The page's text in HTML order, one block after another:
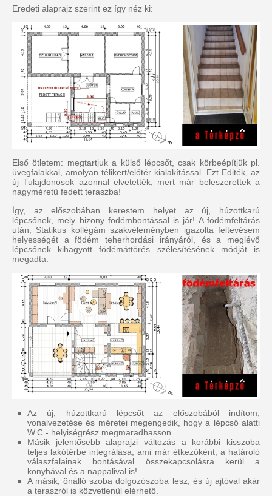
Eredeti alaprajz szerint ez így néz ki:
Első ötletem: megtartjuk a külső lépcsőt, csak körbeépítjük pl.
üvegfalakkal, amolyan télikert/előtér kialakítással. Ezt Editék, az
új Tulajdonosok azonnal elvetették, mert már beleszerettek a
nagyméretű fedett teraszba!
Így, az előszobában kerestem helyet az új, húzottkarú
lépcsőnek, mely bizony födémbontással is jár! A födémfeltárás
után, Statikus kollégám szakvéleményben igazolta feltevésem
helyességét a födém teherhordási irányáról, és a meglévő
lépcsőnek kihagyott födémáttörés szélesítésének módját is
megadta.
Az új, húzottkarú lépcsőt az előszobából indítom,
vonalvezetése és méretei megengedik, hogy a lépcső alatti
W.C.- helyiségrész megmaradhasson.
Másik jelentősebb alaprajzi változás a korábbi kisszoba
teljes lakótérbe integrálása, ami már étkezőként, a határoló
válaszfalainak bontásával összekapcsolásra kerül a
konyhával és a nappalival is!
A másik, önálló szoba dolgozószoba lesz, és új ajtóval akár
a teraszról is közvetlenül elérhető.